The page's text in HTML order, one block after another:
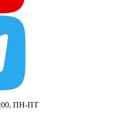
ПН-ПТ